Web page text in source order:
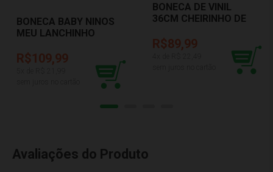
BONECA BABY NINOS
MEU LANCHINHO
R$109,99
BONECA DE VINIL
36CM CHEIRINHO DE
R$89,99
Avaliações do Produto